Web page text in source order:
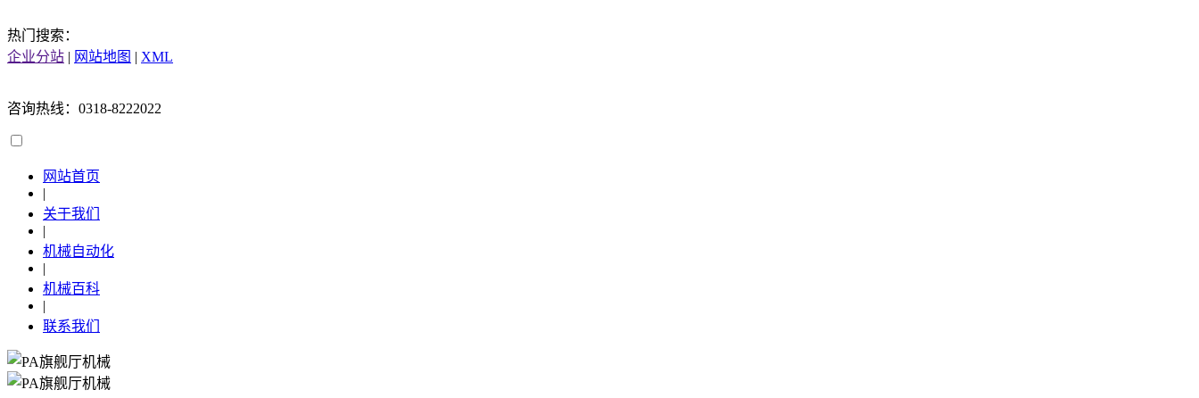
热门搜索：
企业分站 | 网站地图 | XML
咨询热线：0318-8222022
网站首页
|
关于我们
|
机械自动化
|
机械百科
|
联系我们